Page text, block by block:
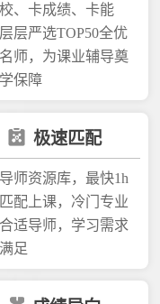
、卡成绩、卡能
层严选TOP50全优
师，为课业辅导奠
保障
极速匹配
师资源库，最快1h
配上课，冷门专业
适导师，学习需求
足